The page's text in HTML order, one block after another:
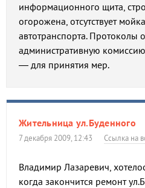
информационного щита,
огорожена, отсутствует
автотранспорта. Протоколы
административную
— для принятия мер.
Жительница ул.Буденного
7 декабря 2009, 12:43 Ссылка на
Владимир Лазаревич,
когда закончится ремонт